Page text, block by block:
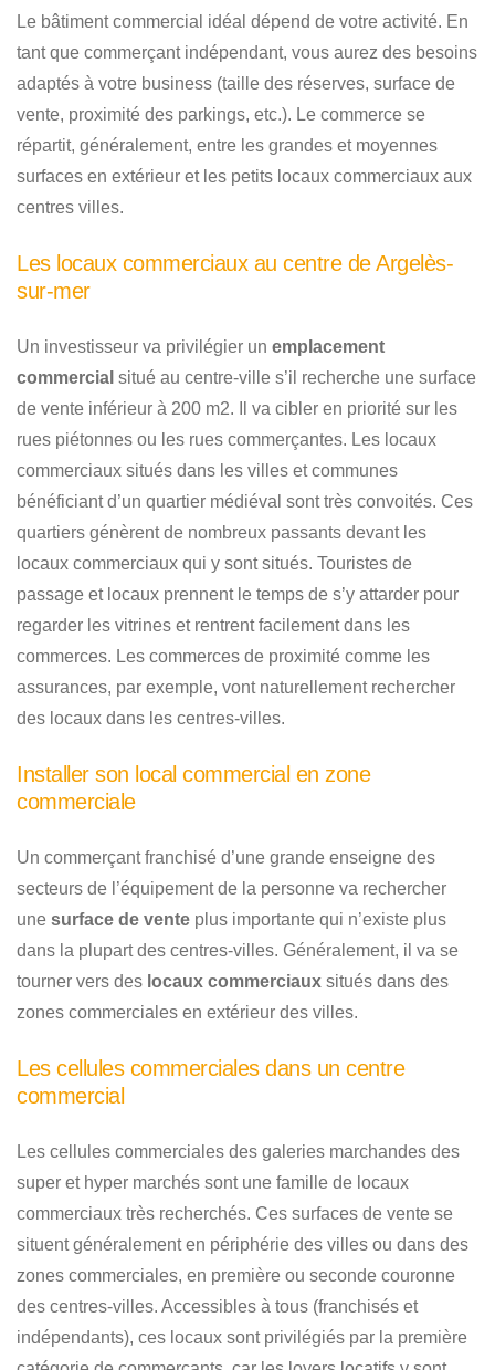
Le bâtiment commercial idéal dépend de votre activité. En
tant que commerçant indépendant, vous aurez des besoins
adaptés à votre business (taille des réserves, surface de
vente, proximité des parkings, etc.). Le commerce se
répartit, généralement, entre les grandes et moyennes
surfaces en extérieur et les petits locaux commerciaux aux
centres villes.
Les locaux commerciaux au centre de Argelès-
sur-mer
Un investisseur va privilégier un emplacement
commercial situé au centre-ville s’il recherche une surface
de vente inférieur à 200 m2. Il va cibler en priorité sur les
rues piétonnes ou les rues commerçantes. Les locaux
commerciaux situés dans les villes et communes
bénéficiant d’un quartier médiéval sont très convoités. Ces
quartiers génèrent de nombreux passants devant les
locaux commerciaux qui y sont situés. Touristes de
passage et locaux prennent le temps de s’y attarder pour
regarder les vitrines et rentrent facilement dans les
commerces. Les commerces de proximité comme les
assurances, par exemple, vont naturellement rechercher
des locaux dans les centres-villes.
Installer son local commercial en zone
commerciale
Un commerçant franchisé d’une grande enseigne des
secteurs de l’équipement de la personne va rechercher
une surface de vente plus importante qui n’existe plus
dans la plupart des centres-villes. Généralement, il va se
tourner vers des locaux commerciaux situés dans des
zones commerciales en extérieur des villes.
Les cellules commerciales dans un centre
commercial
Les cellules commerciales des galeries marchandes des
super et hyper marchés sont une famille de locaux
commerciaux très recherchés. Ces surfaces de vente se
situent généralement en périphérie des villes ou dans des
zones commerciales, en première ou seconde couronne
des centres-villes. Accessibles à tous (franchisés et
indépendants), ces locaux sont privilégiés par la première